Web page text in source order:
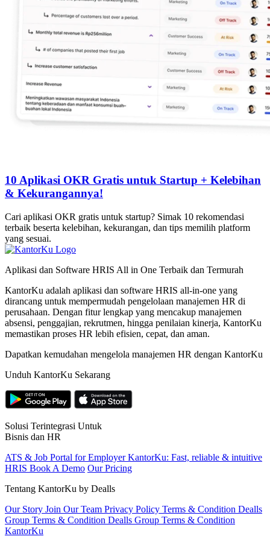
10 Aplikasi OKR Gratis untuk Startup + Kelebihan
& Kekurangannya!
Cari aplikasi OKR gratis untuk startup? Simak 10 rekomendasi
terbaik beserta kelebihan, kekurangan, dan tips memilih platform
yang sesuai.
Aplikasi dan Software HRIS All in One Terbaik dan Termurah
KantorKu adalah aplikasi dan software HRIS all-in-one yang
dirancang untuk mempermudah pengelolaan manajemen HR di
perusahaan. Dengan fitur lengkap yang mencakup manajemen
absensi, penggajian, rekrutmen, hingga penilaian kinerja, KantorKu
memastikan proses HR lebih efisien, cepat, dan aman.
Dapatkan kemudahan mengelola manajemen HR dengan KantorKu
Unduh KantorKu Sekarang
Solusi Terintegrasi Untuk
Bisnis dan HR
ATS & Job Portal for EmployerKantorKu: Fast, reliable & intuitive
HRIS Book A Demo Our Pricing
Tentang KantorKu by Dealls
Our Story Join Our Team Privacy Policy Terms & Condition Dealls
Group Terms & Condition Dealls Group Terms & Condition
KantorKu